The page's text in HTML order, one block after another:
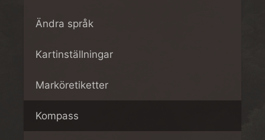
Ändra språk
Kartinställningar
Marköretiketter
Kompass